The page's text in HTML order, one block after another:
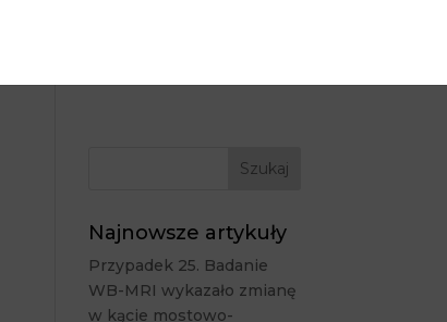
Najnowsze artykuły
Przypadek 25. Badanie
WB-MRI wykazało zmianę
w kącie mostowo-